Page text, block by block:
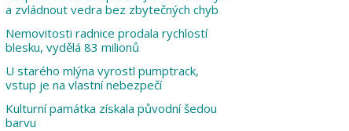
a zvládnout vedra bez zbytečných chyb
Nemovitosti radnice prodala rychlostí
blesku, vydělá 83 milionů
U starého mlýna vyrostl pumptrack,
vstup je na vlastní nebezpečí
Kulturní památka získala původní šedou
barvu